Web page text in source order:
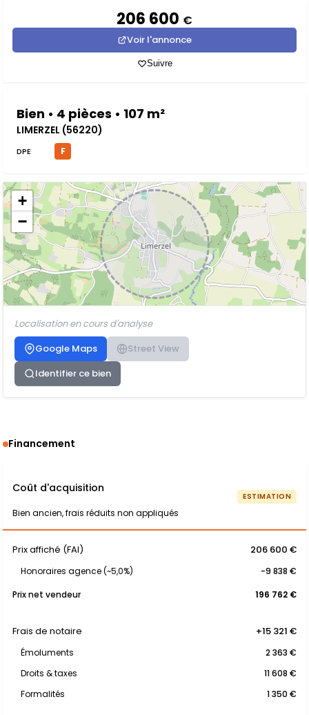
206 600 €
Voir l'annonce
Suivre
Bien • 4 pièces • 107 m²
LIMERZEL (56220)
DPE F
+
−
Localisation en cours d'analyse
Google Maps
Street View
Identifier ce bien
Financement
Coût d'acquisition
Bien ancien, frais réduits non appliqués
ESTIMATION
Prix affiché (FAI) 206 600 €
Honoraires agence (~5,0%)
-9 838 €
Prix net vendeur
196 762 €
Frais de notaire +15 321 €
Émoluments
2 363 €
Droits & taxes
11 608 €
Formalités
1 350 €